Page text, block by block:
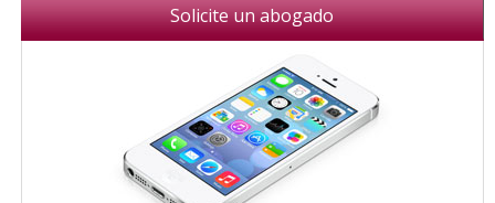
Solicite un abogado